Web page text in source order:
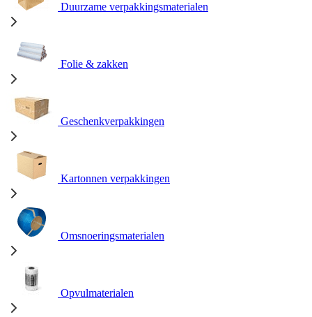
Duurzame verpakkingsmaterialen
Folie & zakken
Geschenkverpakkingen
Kartonnen verpakkingen
Omsnoeringsmaterialen
Opvulmaterialen